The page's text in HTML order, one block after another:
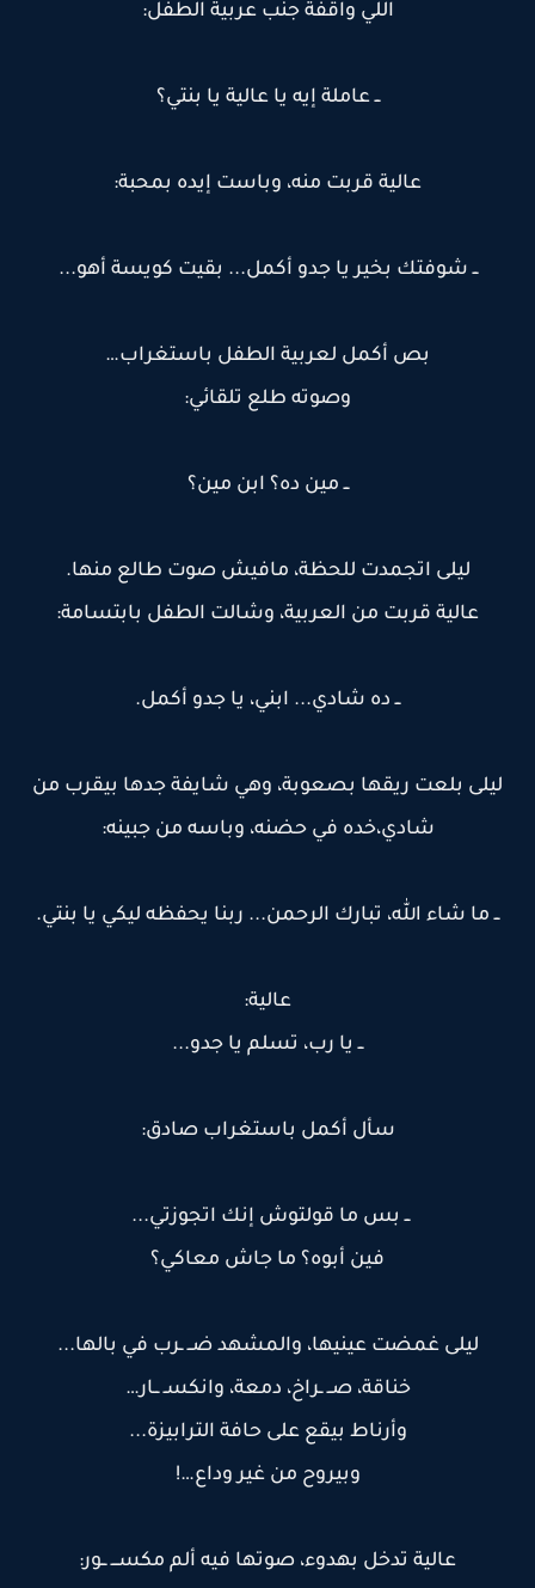
اللي واقفة جنب عربية الطفل:
ــ عاملة إيه يا عالية يا بنتي؟
عالية قربت منه، وباست إيده بمحبة:
ــ شوفتك بخير يا جدو أكمل... بقيت كويسة أهو...
بص أكمل لعربية الطفل باستغراب…
وصوته طلع تلقائي:
ــ مين ده؟ ابن مين؟
ليلى اتجمدت للحظة، مافيش صوت طالع منها.
عالية قربت من العربية، وشالت الطفل بابتسامة:
ــ ده شادي... ابني، يا جدو أكمل.
ليلى بلعت ريقها بصعوبة، وهي شايفة جدها بيقرب من
شادي،خده في حضنه، وباسه من جبينه:
ــ ما شاء الله، تبارك الرحمن... ربنا يحفظه ليكي يا بنتي.
عالية:
ــ يا رب، تسلم يا جدو...
سأل أكمل باستغراب صادق:
ــ بس ما قولتوش إنك اتجوزتي...
فين أبوه؟ ما جاش معاكي؟
ليلى غمضت عينيها، والمشهد ضــ ـرب في بالها...
خناقة، صــ ـراخ، دمعة، وانكسـ ــار…
وأرناط بيقع على حافة الترابيزة...
وبيروح من غير وداع…!
عالية تدخل بهدوء، صوتها فيه ألم مكســـ ــور: